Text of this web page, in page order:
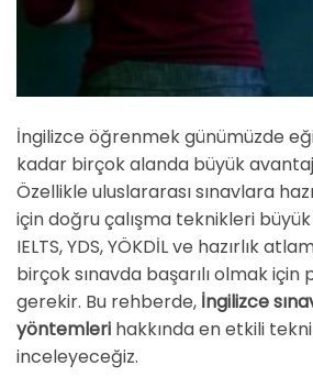
İngilizce öğrenmek günümüzde
kadar birçok alanda büyük
Özellikle uluslararası sınavlara
için doğru çalışma teknikleri büyük
IELTS, YDS, YÖKDİL ve hazırlık
birçok sınavda başarılı olmak için
gerekir. Bu rehberde, İngilizce
yöntemleri hakkında en etkili
inceleyeceğiz.